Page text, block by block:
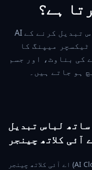
ہے؟
AI کلاتھ چینجر قدرتی طور پر لباس تبدیل کرنے کے
میپنگ کا
کی بناوٹ، اور جسم
ہو جاتے ہیں۔
ساتھ لباس تبدیل
آئی کلاتھ چینجر
اے آئی کلاتھ چینجر (AI Clothes Changer) لباس کو قدرتی نتائج